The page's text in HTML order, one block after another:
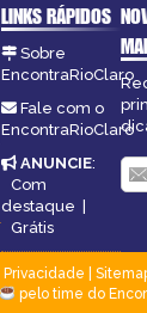
LINKS RÁPIDOS
Sobre
EncontraRioClaro
Fale com o
EncontraRioClaro
ANUNCIE:
Com
destaque |
Grátis
Privacidade
pelo time do